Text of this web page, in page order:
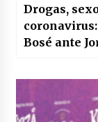
Drogas,
Bosé ante